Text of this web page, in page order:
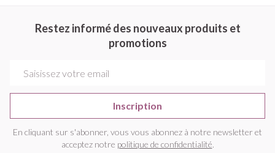
Restez informé des nouveaux produits et
promotions
Inscription
En cliquant sur s'abonner, vous vous abonnez à notre newsletter et
acceptez notre politique de confidentialité.